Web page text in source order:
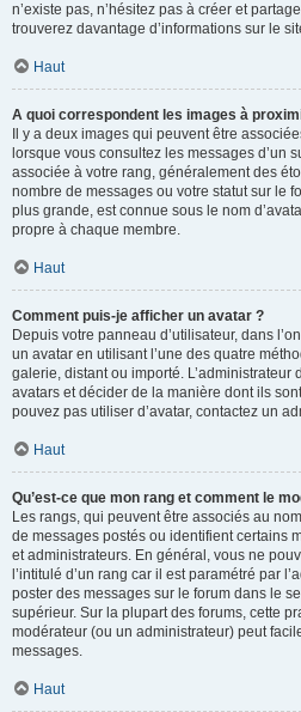
n’existe pas, n’hésitez pas à créer et
trouverez davantage d’informations sur le
Haut
A quoi correspondent les images à
Il y a deux images qui peuvent être
lorsque vous consultez les messages d’un
associée à votre rang, généralement des
nombre de messages ou votre statut sur le
plus grande, est connue sous le nom
propre à chaque membre.
Haut
Comment puis-je afficher un avatar ?
Depuis votre panneau d’utilisateur, dans
un avatar en utilisant l’une des quatre
galerie, distant ou importé. L’administrateur
avatars et décider de la manière dont ils
pouvez pas utiliser d’avatar, contactez un
Haut
Qu’est-ce que mon rang et comment le
Les rangs, qui peuvent être associés au
de messages postés ou identifient certains
et administrateurs. En général, vous ne
l’intitulé d’un rang car il est paramétré par
poster des messages sur le forum dans le
supérieur. Sur la plupart des forums, cette
modérateur (ou un administrateur) peut
messages.
Haut